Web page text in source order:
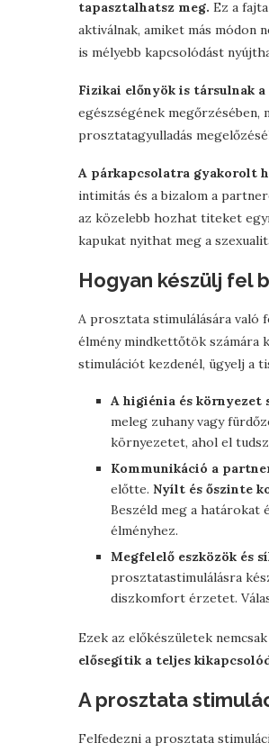
tapasztalhatsz meg. Ez a
aktiválnak, amiket más módon
is mélyebb kapcsolódást
Fizikai előnyök is társulnak
egészségének
prosztatagyulladás
A párkapcsolatra gyakorolt
intimitás és a bizalom a
az közelebb hozhat titeket
kapukat nyithat meg a
Hogyan készülj fel
A prosztata stimulálására való
élmény mindkettőtök számára
stimulációt kezdenél, ügyelj a
A higiénia és környezet
meleg zuhany vagy
környezetet, ahol el
Kommunikáció a
előtte. Nyílt és őszinte
Beszéld meg a határokat
élményhez.
Megfelelő eszközök és
prosztatastimulálásra
diszkomfort érzetet.
Ezek az előkészületek
elősegítik a teljes
A prosztata
Felfedezni a prosztata